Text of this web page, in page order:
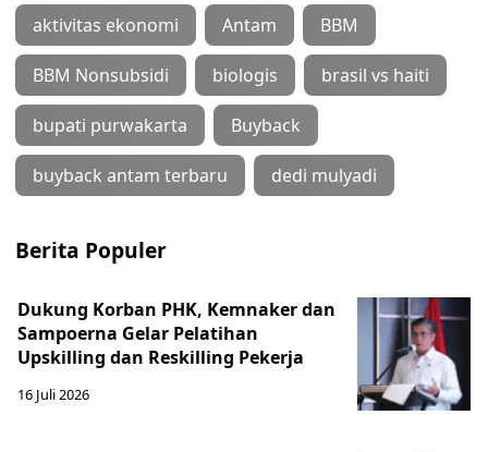
aktivitas ekonomi Antam BBM
BBM Nonsubsidi biologis brasil vs haiti
bupati purwakarta Buyback
buyback antam terbaru dedi mulyadi
Berita Populer
Dukung Korban PHK, Kemnaker dan
Sampoerna Gelar Pelatihan
Upskilling dan Reskilling Pekerja
16 Juli 2026